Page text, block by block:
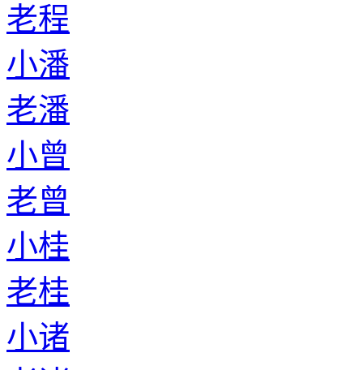
老程
小潘
老潘
小曾
老曾
小桂
老桂
小诸